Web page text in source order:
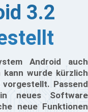
3.2
Android auch
wurde kürzlich
Passend
neues Software
neue Funktionen